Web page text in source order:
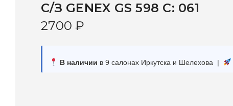
С/З GENEX GS 598 C: 061
2700 ₽
В наличии в 9 салонах Иркутска и Шелехова |